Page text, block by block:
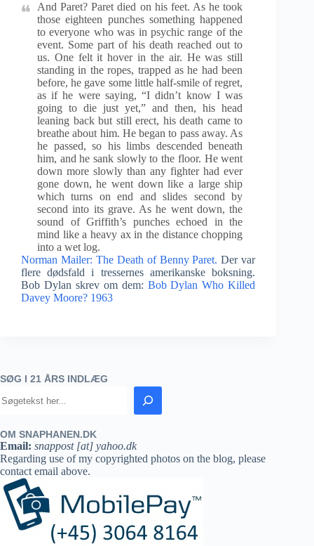
And Paret? Paret died on his feet. As he took
those eighteen punches something happened
to everyone who was in psychic range of the
event. Some part of his death reached out to
us. One felt it hover in the air. He was still
standing in the ropes, trapped as he had been
before, he gave some little half-smile of regret,
as if he were saying, “I didn’t know I was
going to die just yet,” and then, his head
leaning back but still erect, his death came to
breathe about him. He began to pass away. As
he passed, so his limbs descended beneath
him, and he sank slowly to the floor. He went
down more slowly than any fighter had ever
gone down, he went down like a large ship
which turns on end and slides second by
second into its grave. As he went down, the
sound of Griffith’s punches echoed in the
mind like a heavy ax in the distance chopping
into a wet log.
Norman Mailer: The Death of Benny Paret. Der var
flere dødsfald i tressernes amerikanske boksning.
Bob Dylan skrev om dem: Bob Dylan Who Killed
Davey Moore? 1963
SØG I 21 ÅRS INDLÆG
OM SNAPHANEN.DK
Email: snappost [at] yahoo.dk
Regarding use of my copyrighted photos on the blog, please
contact email above.